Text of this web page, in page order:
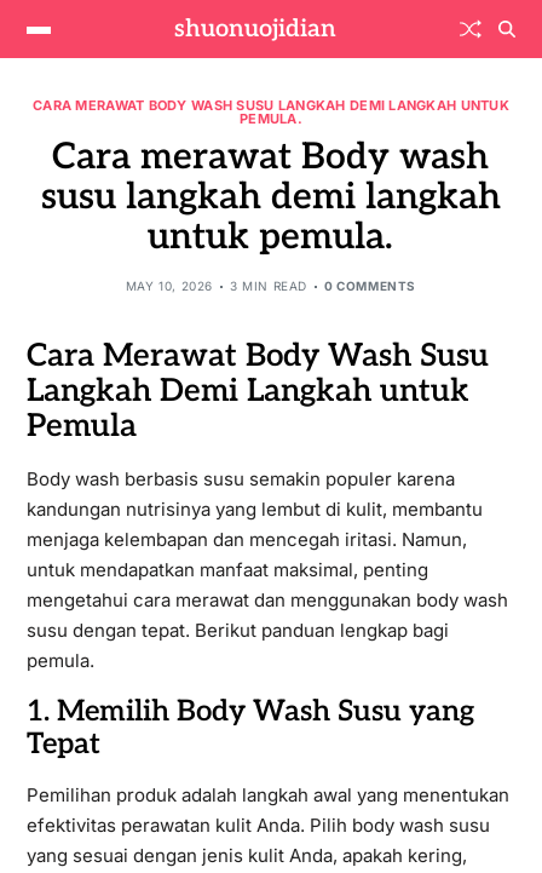
shuonuojidian
CARA MERAWAT BODY WASH SUSU LANGKAH DEMI LANGKAH UNTUK
PEMULA.
Cara merawat Body wash
susu langkah demi langkah
untuk pemula.
MAY 10, 2026 3 MIN READ 0 COMMENTS
Cara Merawat Body Wash Susu
Langkah Demi Langkah untuk
Pemula
Body wash berbasis susu semakin populer karena
kandungan nutrisinya yang lembut di kulit, membantu
menjaga kelembapan dan mencegah iritasi. Namun,
untuk mendapatkan manfaat maksimal, penting
mengetahui cara merawat dan menggunakan body wash
susu dengan tepat. Berikut panduan lengkap bagi
pemula.
1. Memilih Body Wash Susu yang
Tepat
Pemilihan produk adalah langkah awal yang menentukan
efektivitas perawatan kulit Anda. Pilih body wash susu
yang sesuai dengan jenis kulit Anda, apakah kering,